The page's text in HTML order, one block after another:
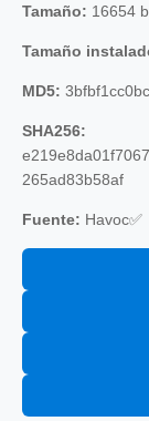
Tamaño: 16654
Tamaño
MD5:
SHA256:
265ad83b58af
Fuente: Havoc✅